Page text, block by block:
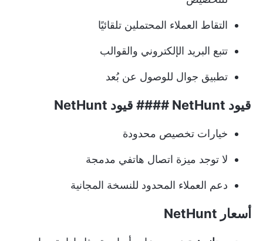
التقاط العملاء المحتملين تلقائيًا
تتبع البريد الإلكتروني والقوالب
تطبيق جوال للوصول عن بُعد
قيود NetHunt #### قيود NetHunt
خيارات تخصيص محدودة
لا توجد ميزة اتصال هاتفي مدمجة
دعم العملاء المحدود للنسخة المجانية
أسعار NetHunt